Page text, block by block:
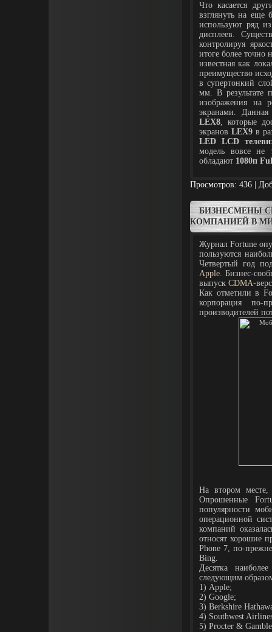
Что касается
взглянуть на еще
используют ряд
дисплеев.
контролируя
итоге более точно
известная как
преимущество
в супертонкий
мм. В результате
изображения на
экранами.
LEX8, которые
экрановLEX9 в
LED LCD
модель вовсе не
обладают 1080п
Просмотров: 436 |
БИЗНЕСМЕНЫ
КОМПАНИЕЙ В
Журнал Fortune
пользуются
Четвертый год
Apple. Бизнес-
выпуск CDMA-
Как отметили в
корпорация по-
производителей
На втором месте,
Опрошенные
популярности
операционной
компаний
относят хорошие
Phone 7, по-
Bing.
Десятка
следующим
1) Apple;
2) Google;
3) Berkshire
4) Southwest
5) Procter &